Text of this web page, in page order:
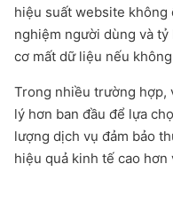
hiệu suất website không
nghiệm người dùng và
cơ mất dữ liệu nếu
Trong nhiều trường hợp,
lý hơn ban đầu để lựa
lượng dịch vụ đảm bảo
hiệu quả kinh tế cao hơn